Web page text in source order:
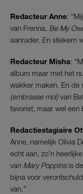
Redacteur Anne:
van Frenna, Be My
aanrader. En stiekem
Redacteur Misha:
album maar met het
wakker maken. En de
(embrasse moi)van
favoriet, maar wel een
Redactiestagiaire
Anne, namelijk Olivia
echt aan, zo’n
van Mary Poppinsis
bijna voor
van.”